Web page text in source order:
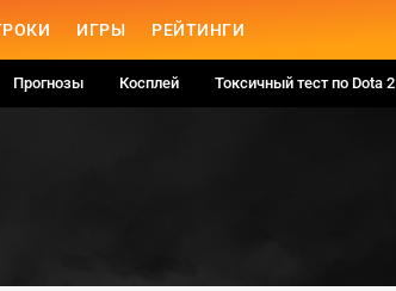
ИГРЫ РЕЙТИНГИ
Прогнозы Косплей Токсичный тест по Dota 2